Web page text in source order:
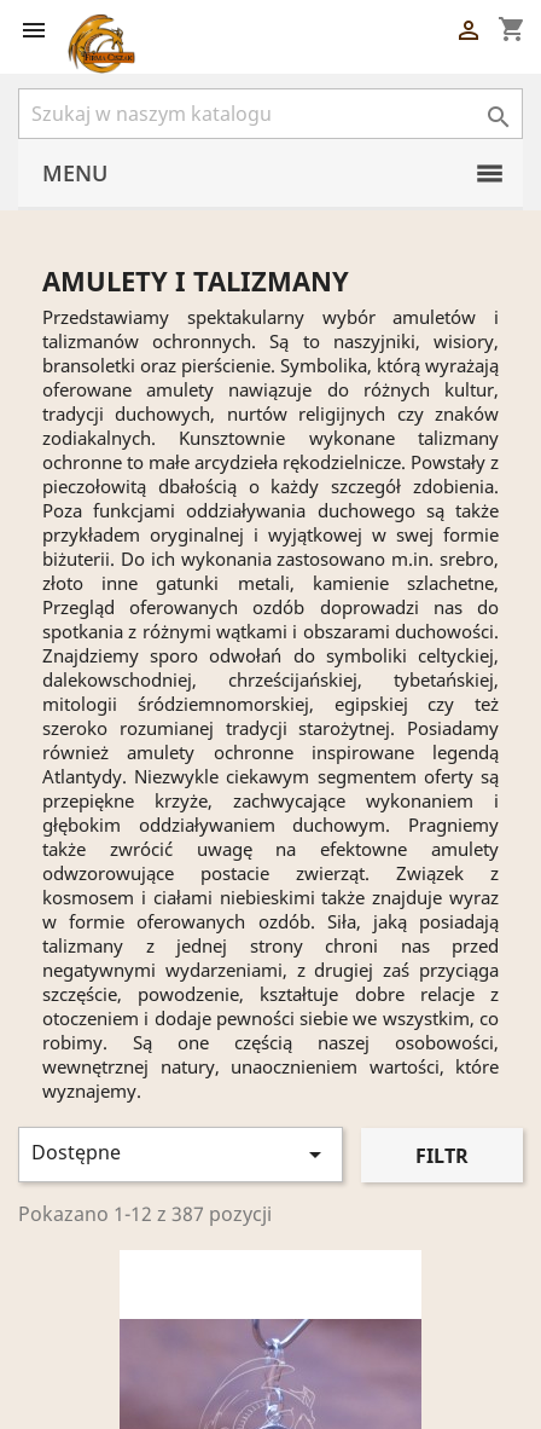
 shopping_cart


MENU
AMULETY I TALIZMANY
Przedstawiamy spektakularny wybór amuletów i
talizmanów ochronnych. Są to naszyjniki, wisiory,
bransoletki oraz pierścienie. Symbolika, którą wyrażają
oferowane amulety nawiązuje do różnych kultur,
tradycji duchowych, nurtów religijnych czy znaków
zodiakalnych. Kunsztownie wykonane talizmany
ochronne to małe arcydzieła rękodzielnicze. Powstały z
pieczołowitą dbałością o każdy szczegół zdobienia.
Poza funkcjami oddziaływania duchowego są także
przykładem oryginalnej i wyjątkowej w swej formie
biżuterii. Do ich wykonania zastosowano m.in. srebro,
złoto inne gatunki metali, kamienie szlachetne,
Przegląd oferowanych ozdób doprowadzi nas do
spotkania z różnymi wątkami i obszarami duchowości.
Znajdziemy sporo odwołań do symboliki celtyckiej,
dalekowschodniej, chrześcijańskiej, tybetańskiej,
mitologii śródziemnomorskiej, egipskiej czy też
szeroko rozumianej tradycji starożytnej. Posiadamy
również amulety ochronne inspirowane legendą
Atlantydy. Niezwykle ciekawym segmentem oferty są
przepiękne krzyże, zachwycające wykonaniem i
głębokim oddziaływaniem duchowym. Pragniemy
także zwrócić uwagę na efektowne amulety
odwzorowujące postacie zwierząt. Związek z
kosmosem i ciałami niebieskimi także znajduje wyraz
w formie oferowanych ozdób. Siła, jaką posiadają
talizmany z jednej strony chroni nas przed
negatywnymi wydarzeniami, z drugiej zaś przyciąga
szczęście, powodzenie, kształtuje dobre relacje z
otoczeniem i dodaje pewności siebie we wszystkim, co
robimy. Są one częścią naszej osobowości,
wewnętrznej natury, unaocznieniem wartości, które
wyznajemy.
Dostępne  FILTR
Pokazano 1-12 z 387 pozycji